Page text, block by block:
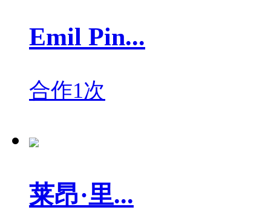
Emil Pin...
合作1次
莱昂·里...